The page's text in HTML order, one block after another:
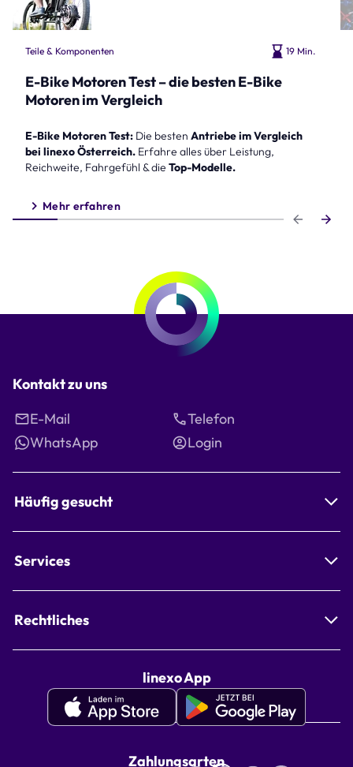
Teile & Komponenten 19 Min.
E-Bike Motoren Test – die besten E-Bike
Motoren im Vergleich
E-Bike Motoren Test: Die besten Antriebe im Vergleich
bei linexo Österreich. Erfahre alles über Leistung,
Reichweite, Fahrgefühl & die Top-Modelle.
Mehr erfahren
Kontakt zu uns
E-Mail
Telefon
WhatsApp
Login
Häufig gesucht
Services
Rechtliches
linexo App
Apple
Google
linexo
Zahlungsarten